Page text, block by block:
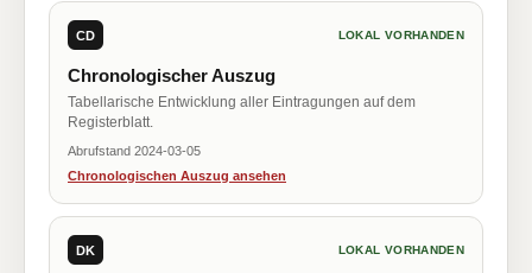
CD LOKAL VORHANDEN
Chronologischer Auszug
Tabellarische Entwicklung aller Eintragungen auf dem
Registerblatt.
Abrufstand 2024-03-05
Chronologischen Auszug ansehen
DK LOKAL VORHANDEN